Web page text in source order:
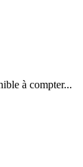
à compter...